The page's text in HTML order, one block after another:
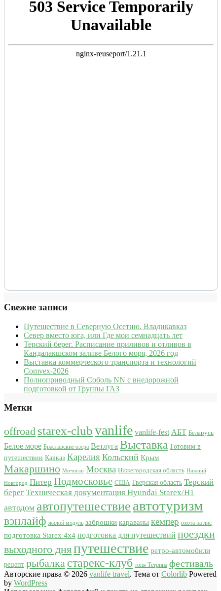
Свежие записи
Путешествие в Северную Осетию. Владикавказ
Север вместо юга, или Где мои семнадцать лет
Терский берег. Расписание приливов и отливов в
Кандалакшском заливе Белого моря, 2026 год
Выставка коммерческого транспорта и технологий
Comvex-2026
Полноприводный Соболь NN с внедорожной
подготовкой от Группы ГАЗ
Метки
offroad starex-clubvanlife vanlife-fest АБТ Беларусь
Белое море Браславские озера Ветлуга Выставка Готовим в
путешествии Кавказ Карелия Кольский Крым
Макаршино Мичиган Москва Нижегородская область Нижний
Новгород Питер Подмосковье США Тверская область Терский
берег Техническая документация Hyundai Starex/H1
автодом автопутешествие автотуризм
вэнлайф жилой модуль заброшки караваны кемпер охота на лис
подготовка Starex 4x4 подготовка для путешествий поездки
выходного дняпутешествие ретро-автомобили
рецепт рыбалка старекс-клуб тоня Тетрина фестиваль
Авторские права © 2026 vanlife travel. Тема от Colorlib Powered
by WordPress